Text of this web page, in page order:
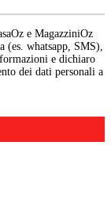
e MagazziniOz
(es. whatsapp, SMS),
e dichiaro
dei dati personali a